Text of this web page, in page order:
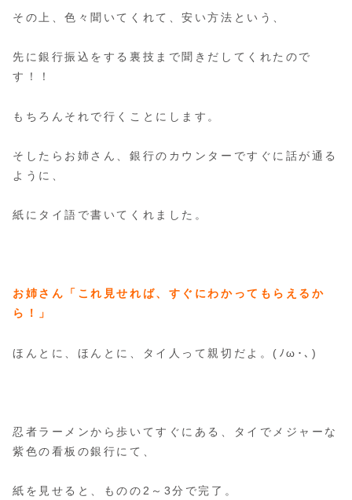
その上、色々聞いてくれて、安い方法という、
先に銀行振込をする裏技まで聞きだしてくれたので
す！！
もちろんそれで行くことにします。
そしたらお姉さん、銀行のカウンターですぐに話が通る
ように、
紙にタイ語で書いてくれました。
お姉さん「これ見せれば、すぐにわかってもらえるか
ら！」
ほんとに、ほんとに、タイ人って親切だよ。(ﾉω･､)
忍者ラーメンから歩いてすぐにある、タイでメジャーな
紫色の看板の銀行にて、
紙を見せると、ものの2～3分で完了。